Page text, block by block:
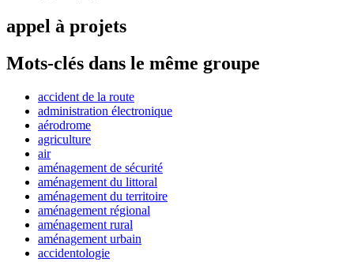
appel à projets
Mots-clés dans le même groupe
accident de la route
administration électronique
aérodrome
agriculture
air
aménagement de sécurité
aménagement du littoral
aménagement du territoire
aménagement régional
aménagement rural
aménagement urbain
accidentologie